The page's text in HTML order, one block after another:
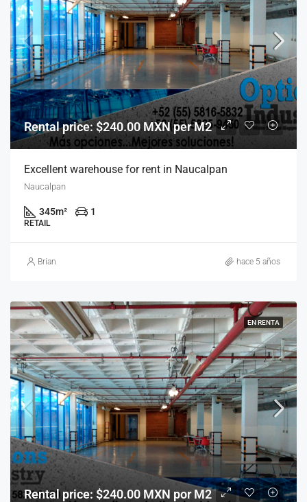
Rental price: $240.00 MXN per M2
Excellent warehouse for rent in Naucalpan
Naucalpan
345m² 1
RETAIL
Brian hace 5 años
EN RENTA
Rental price: $240.00 MXN por M2